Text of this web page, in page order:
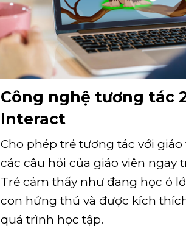
Công nghệ tương tác
Interact
Cho phép trẻ tương tác với
các câu hỏi của giáo viên ngay
Trẻ cảm thấy như đang học ỏ
con hứng thú và được kích
quá trình học tập.